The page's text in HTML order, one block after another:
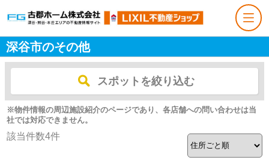
深谷市のその他
スポットを絞り込む
※物件情報の周辺施設紹介のページであり、各店舗への問い合わせは当
社では対応できません。
該当件数4件